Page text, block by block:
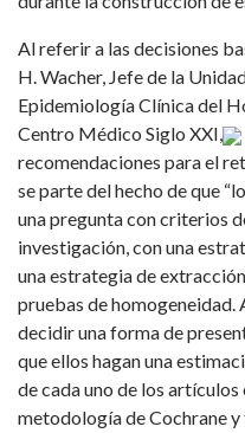
Al referir a las decisiones
H. Wacher, Jefe de la
Epidemiología Clínica del
Centro Médico Siglo XXI,
recomendaciones para el
se parte del hecho de que
una pregunta con criterios
investigación, con una
una estrategia de
pruebas de homogeneidad.
decidir una forma de
que ellos hagan una
de cada uno de los
metodología de Cochrane